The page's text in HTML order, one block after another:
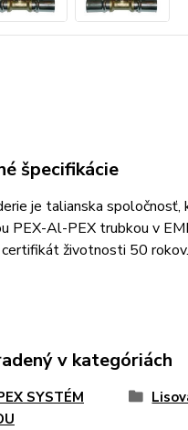
špecifikácie
je talianska
PEX-Al-PEX trubkou v
certifikát životnosti 50 rokov.
v kategóriách
SYSTÉM